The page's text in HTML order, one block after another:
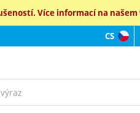
Více informací na našem
CS